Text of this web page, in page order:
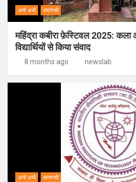
अभी अभी वाराणसी
महिंद्रा कबीरा फ़ेस्टिवल 2025:
विद्यार्थियों से किया संवाद
8 months ago newslab
अभी अभी वाराणसी